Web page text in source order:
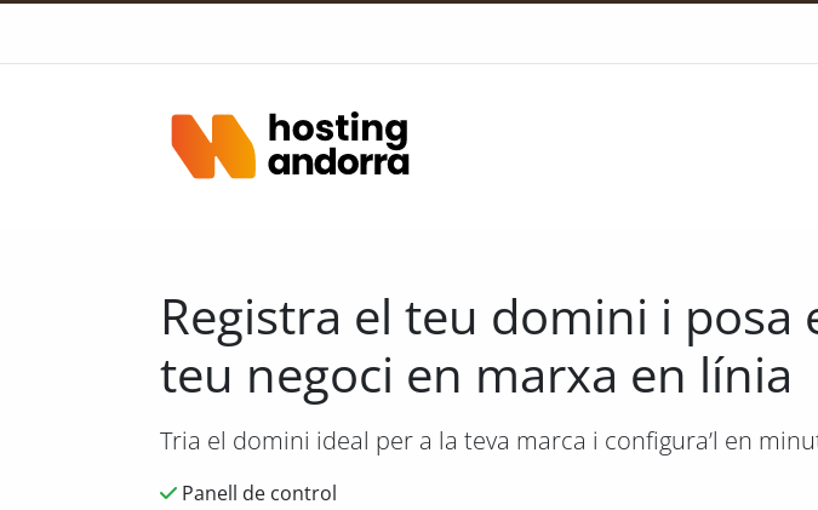
Registra el teu domini i posa
teu negoci en marxa en línia
Tria el domini ideal per a la teva marca i configura’l en
Panell de control